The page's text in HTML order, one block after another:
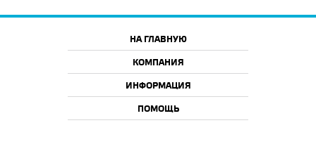
НА ГЛАВНУЮ
КОМПАНИЯ
ИНФОРМАЦИЯ
ПОМОЩЬ